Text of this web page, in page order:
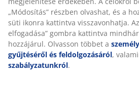
Részletes Adatok
Értékelések
(19)
Marketing sütik elfogadásakor
adatait marketingpartnerekkel (pl.
személyre szabott és statikus
érdekében. A célokról bővebben a
olvashat, és a hozzájárulását a süti
visszavonhatja. Az „Összes
mindhárom célhoz hozzájárul.